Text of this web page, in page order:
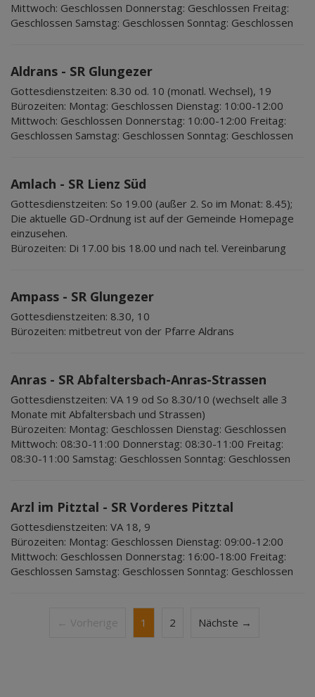
Mittwoch: Geschlossen Donnerstag: Geschlossen Freitag:
Geschlossen Samstag: Geschlossen Sonntag: Geschlossen
Aldrans - SR Glungezer
Gottesdienstzeiten: 8.30 od. 10 (monatl. Wechsel), 19
Bürozeiten: Montag: Geschlossen Dienstag: 10:00-12:00
Mittwoch: Geschlossen Donnerstag: 10:00-12:00 Freitag:
Geschlossen Samstag: Geschlossen Sonntag: Geschlossen
Amlach - SR Lienz Süd
Gottesdienstzeiten: So 19.00 (außer 2. So im Monat: 8.45);
Die aktuelle GD-Ordnung ist auf der Gemeinde Homepage
einzusehen.
Bürozeiten: Di 17.00 bis 18.00 und nach tel. Vereinbarung
Ampass - SR Glungezer
Gottesdienstzeiten: 8.30, 10
Bürozeiten: mitbetreut von der Pfarre Aldrans
Anras - SR Abfaltersbach-Anras-Strassen
Gottesdienstzeiten: VA 19 od So 8.30/10 (wechselt alle 3
Monate mit Abfaltersbach und Strassen)
Bürozeiten: Montag: Geschlossen Dienstag: Geschlossen
Mittwoch: 08:30-11:00 Donnerstag: 08:30-11:00 Freitag:
08:30-11:00 Samstag: Geschlossen Sonntag: Geschlossen
Arzl im Pitztal - SR Vorderes Pitztal
Gottesdienstzeiten: VA 18, 9
Bürozeiten: Montag: Geschlossen Dienstag: 09:00-12:00
Mittwoch: Geschlossen Donnerstag: 16:00-18:00 Freitag:
Geschlossen Samstag: Geschlossen Sonntag: Geschlossen
← Vorherige 1 2 Nächste →